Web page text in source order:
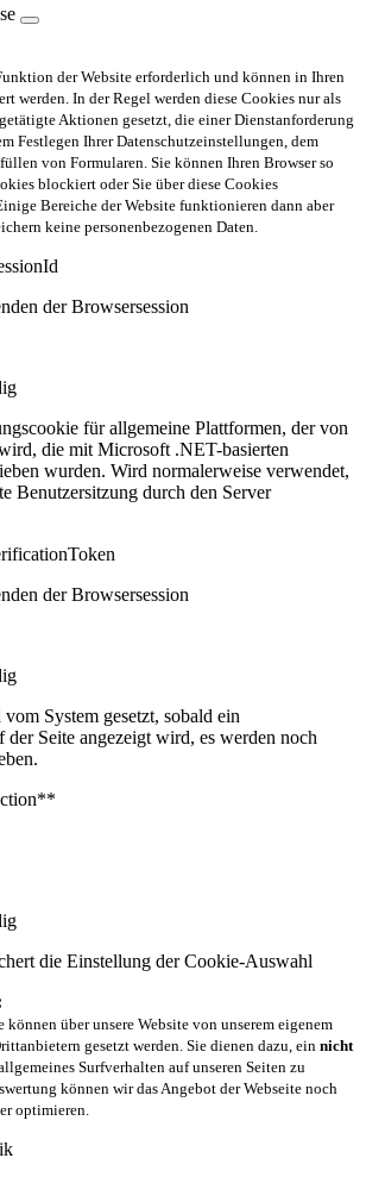
der Website erforderlich und können in Ihren
werden. In der Regel werden diese Cookies nur als
Aktionen gesetzt, die einer Dienstanforderung
Festlegen Ihrer Datenschutzeinstellungen, dem
von Formularen. Sie können Ihren Browser so
blockiert oder Sie über diese Cookies
Bereiche der Website funktionieren dann aber
keine personenbezogenen Daten.
der Browsersession
für allgemeine Plattformen, der von
die mit Microsoft .NET-basierten
wurden. Wird normalerweise verwendet,
Benutzersitzung durch den Server
der Browsersession
System gesetzt, sobald ein
Seite angezeigt wird, es werden noch
die Einstellung der Cookie-Auswahl
über unsere Website von unserem eigenem
gesetzt werden. Sie dienen dazu, ein nicht
Surfverhalten auf unseren Seiten zu
können wir das Angebot der Webseite noch
optimieren.